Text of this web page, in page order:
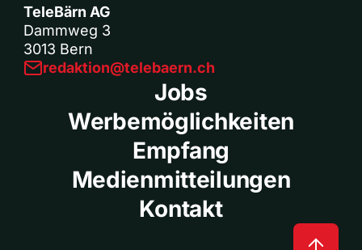
TeleBärn AG
Dammweg 3
3013 Bern
redaktion@telebaern.ch
Jobs
Werbemöglichkeiten
Empfang
Medienmitteilungen
Kontakt